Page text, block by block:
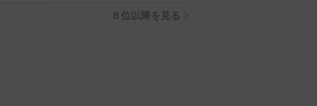
６位以降を見る